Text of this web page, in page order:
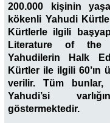
200.000 kişinin
kökenli Yahudi
Kürtlerle ilgili
Literature of the
Yahudilerin Halk
Kürtler ile ilgili 60’ın
verilir. Tüm
Yahudi’si
göstermektedir.